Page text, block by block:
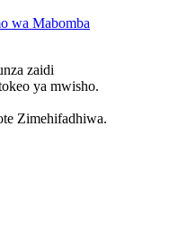
wa Mabomba
zaidi
ya mwisho.
Zimehifadhiwa.